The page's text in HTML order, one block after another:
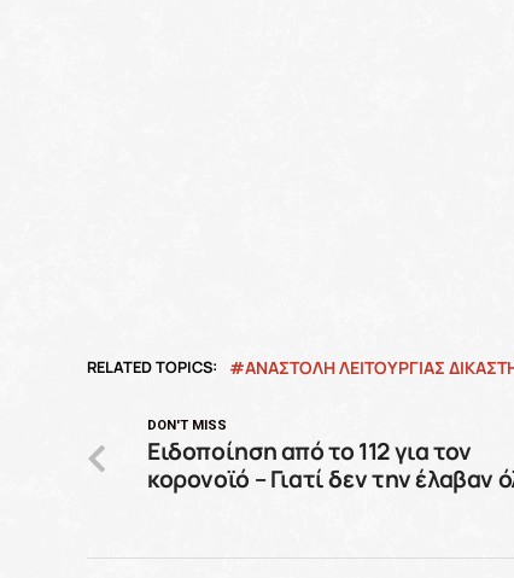
RELATED TOPICS: ΑΝΑΣΤΟΛΗ ΛΕΙΤΟΥΡΓΙΑΣ
DON'T MISS
Ειδοποίηση από το 112 για τον
κορονοϊό – Γιατί δεν την έλαβαν